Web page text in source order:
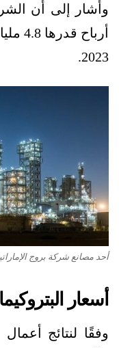
وأشار إلى أن
2023.
أحد مصانع شركة بروج
أسعار
وفقًا لنتائج أعمال